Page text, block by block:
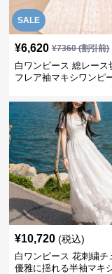
SALE
¥6,620 ¥7360(割引前)
白ワンピース 総レース
フレア袖マキシワンピ
¥10,720 (税込)
白ワンピース 花刺繍チ
優雅に揺れる半袖マキ